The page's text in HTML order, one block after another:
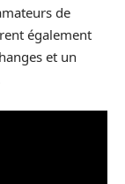
de
également
et un